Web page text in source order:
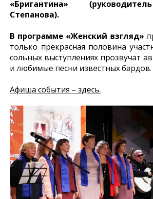
«Бригантина»
Степанова).
В программе «Женский взгляд»
только прекрасная половина
сольных выступлениях прозвучат
и любимые песни известных бардов.
Афиша события – здесь.